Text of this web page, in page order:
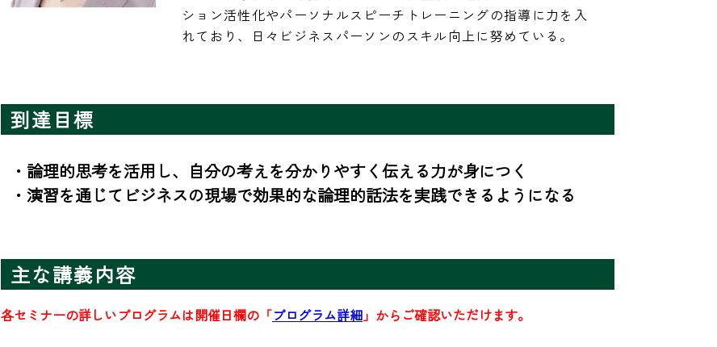
ション活性化やパーソナルスピーチトレーニングの指導に力を入
れており、日々ビジネスパーソンのスキル向上に努めている。
到達目標
・論理的思考を活用し、自分の考えを分かりやすく伝える力が身につく
・演習を通じてビジネスの現場で効果的な論理的話法を実践できるようになる
主な講義内容
各セミナーの詳しいプログラムは開催日欄の「プログラム詳細 」からご確認いただけます。